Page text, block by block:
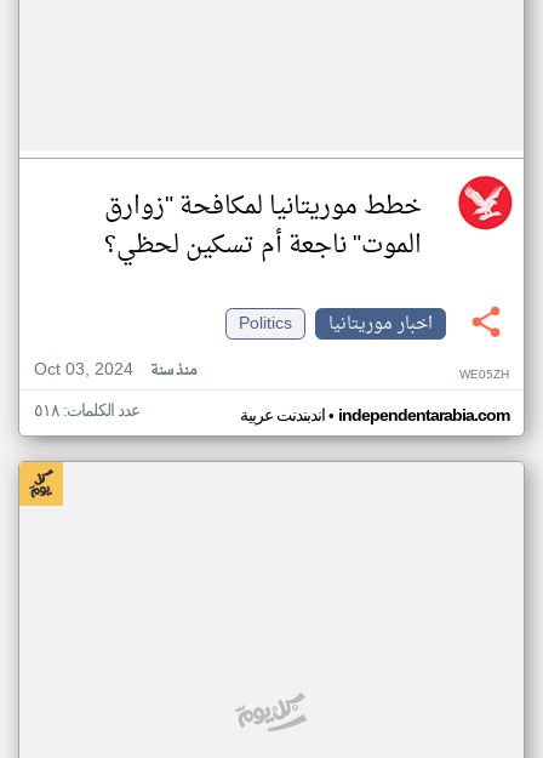
خطط موريتانيا لمكافحة "زوارق
الموت" ناجعة أم تسكين لحظي؟
اخبار موريتانيا
Politics
Oct 03, 2024
منذ سنة WE05ZH
اندبندنت عربية• independentarabia.com عدد الكلمات: ٥١٨